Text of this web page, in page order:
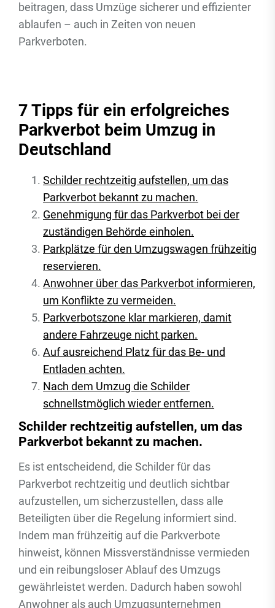
beitragen, dass Umzüge sicherer und effizienter
ablaufen – auch in Zeiten von neuen
Parkverboten.
7 Tipps für ein erfolgreiches
Parkverbot beim Umzug in
Deutschland
Schilder rechtzeitig aufstellen, um das
Parkverbot bekannt zu machen.
Genehmigung für das Parkverbot bei der
zuständigen Behörde einholen.
Parkplätze für den Umzugswagen frühzeitig
reservieren.
Anwohner über das Parkverbot informieren,
um Konflikte zu vermeiden.
Parkverbotszone klar markieren, damit
andere Fahrzeuge nicht parken.
Auf ausreichend Platz für das Be- und
Entladen achten.
Nach dem Umzug die Schilder
schnellstmöglich wieder entfernen.
Schilder rechtzeitig aufstellen, um das
Parkverbot bekannt zu machen.
Es ist entscheidend, die Schilder für das
Parkverbot rechtzeitig und deutlich sichtbar
aufzustellen, um sicherzustellen, dass alle
Beteiligten über die Regelung informiert sind.
Indem man frühzeitig auf die Parkverbote
hinweist, können Missverständnisse vermieden
und ein reibungsloser Ablauf des Umzugs
gewährleistet werden. Dadurch haben sowohl
Anwohner als auch Umzugsunternehmen